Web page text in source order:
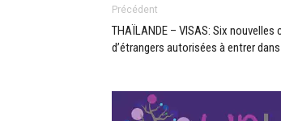
Précédent
THAÏLANDE – VISAS: Six nouvelles
d’étrangers autorisées à entrer